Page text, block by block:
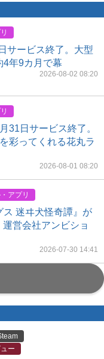
サービス終了。大型
4年9カ月で幕
2026-08-02 08:20
31日サービス終了。
彩ってくれる花丸ラ
2026-08-01 08:20
アプリ
ス 迷ヰ犬怪奇譚』が
営会社アンビショ
2026-07-30 14:41
ー